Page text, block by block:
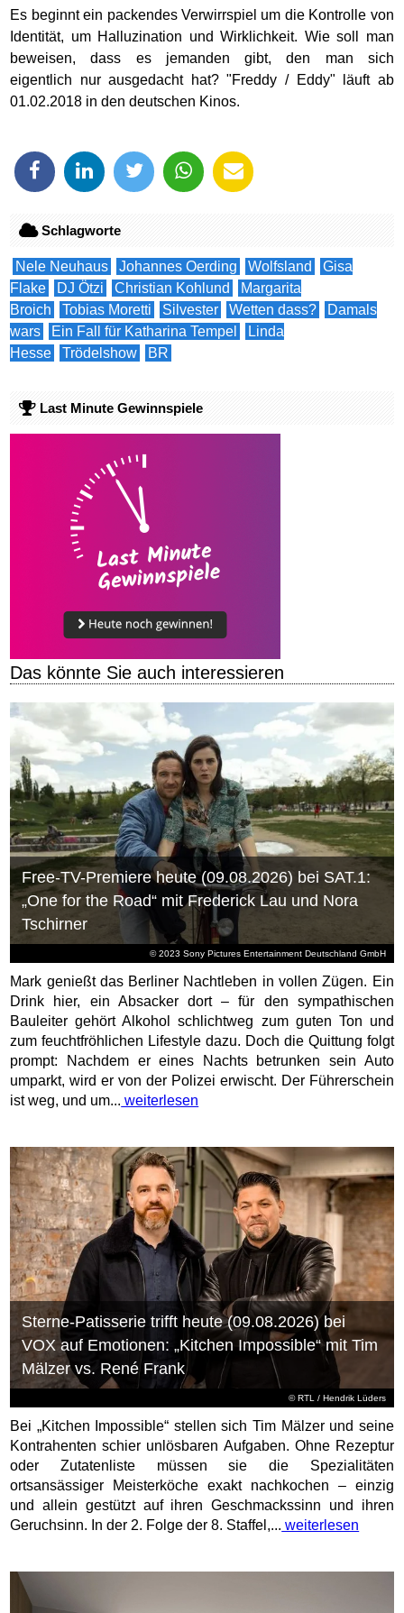
Es beginnt ein packendes Verwirrspiel um die Kontrolle von
Identität, um Halluzination und Wirklichkeit. Wie soll man
beweisen, dass es jemanden gibt, den man sich
eigentlich nur ausgedacht hat? "Freddy / Eddy" läuft ab
01.02.2018 in den deutschen Kinos.
Schlagworte
Nele Neuhaus Johannes Oerding Wolfsland
Gisa
Flake
DJ Ötzi Christian Kohlund
Margarita
Broich
Tobias Moretti Silvester Wetten dass?
Damals
wars
Ein Fall für Katharina Tempel
Linda
Hesse
Trödelshow BR
Last Minute Gewinnspiele
Das könnte Sie auch interessieren
© 2023 Sony Pictures Entertainment Deutschland GmbH
Free-TV-Premiere heute (09.08.2026) bei SAT.1:
„One for the Road“ mit Frederick Lau und Nora
Tschirner
Mark genießt das Berliner Nachtleben in vollen Zügen. Ein
Drink hier, ein Absacker dort – für den sympathischen
Bauleiter gehört Alkohol schlichtweg zum guten Ton und
zum feuchtfröhlichen Lifestyle dazu. Doch die Quittung folgt
prompt: Nachdem er eines Nachts betrunken sein Auto
umparkt, wird er von der Polizei erwischt. Der Führerschein
ist weg, und um... weiterlesen
©RTL / Hendrik Lüders
Sterne-Patisserie trifft heute (09.08.2026) bei
VOX auf Emotionen: „Kitchen Impossible“ mit Tim
Mälzer vs. René Frank
Bei „Kitchen Impossible“ stellen sich Tim Mälzer und seine
Kontrahenten schier unlösbaren Aufgaben. Ohne Rezeptur
oder Zutatenliste müssen sie die Spezialitäten
ortsansässiger Meisterköche exakt nachkochen – einzig
und allein gestützt auf ihren Geschmackssinn und ihren
Geruchsinn. In der 2. Folge der 8. Staffel,... weiterlesen